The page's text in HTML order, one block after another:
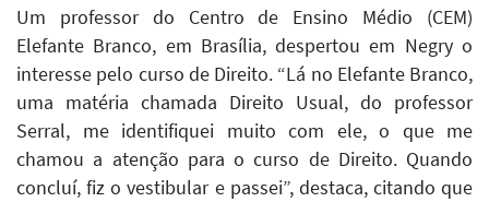
Um professor do Centro de Ensino Médio (CEM)
Elefante Branco, em Brasília, despertou em Negry o
interesse pelo curso de Direito. “Lá no Elefante Branco,
uma matéria chamada Direito Usual, do professor
Serral, me identifiquei muito com ele, o que me
chamou a atenção para o curso de Direito. Quando
concluí, fiz o vestibular e passei”, destaca, citando que